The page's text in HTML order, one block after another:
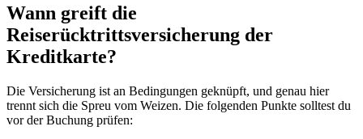
Wann greift die
Reiserücktrittsversicherung der
Kreditkarte?
Die Versicherung ist an Bedingungen geknüpft, und genau hier
trennt sich die Spreu vom Weizen. Die folgenden Punkte solltest du
vor der Buchung prüfen: